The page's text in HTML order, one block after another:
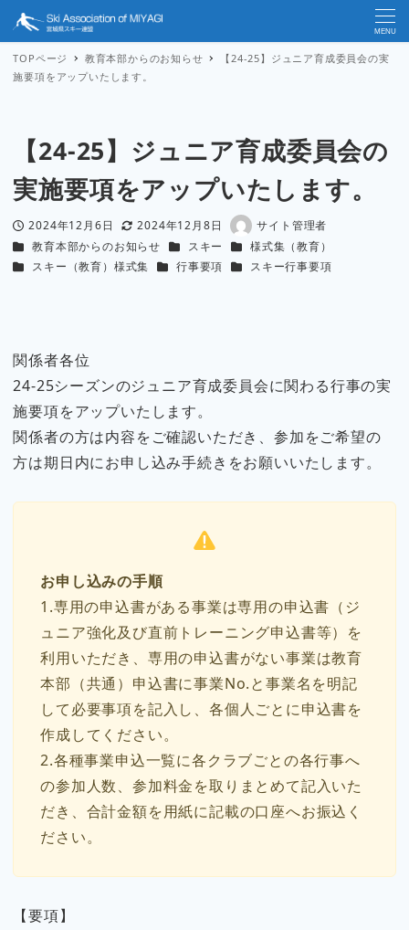
MENU
TOPページ 教育本部からのお知らせ
【24-25】ジュニア育成委員会の実
施要項をアップいたします。
【24-25】ジュニア育成委員会の
実施要項をアップいたします。
投稿日
2024年12月6日
更新日
2024年12月8日
著
者
サイト管理者
カテゴリー
教育本部からのお知らせ カテゴリー
スキー カテゴリー
様式集（教育）
カテゴリー
スキー（教育）様式集 カテゴリー
行事要項 カテゴリー
スキー行事要項
関係者各位
24-25シーズンのジュニア育成委員会に関わる行事の実
施要項をアップいたします。
関係者の方は内容をご確認いただき、参加をご希望の
方は期日内にお申し込み手続きをお願いいたします。
お申し込みの手順
1.専用の申込書がある事業は専用の申込書（ジ
ュニア強化及び直前トレーニング申込書等）を
利用いただき、専用の申込書がない事業は教育
本部（共通）申込書に事業No.と事業名を明記
して必要事項を記入し、各個人ごとに申込書を
作成してください。
2.各種事業申込一覧に各クラブごとの各行事へ
の参加人数、参加料金を取りまとめて記入いた
だき、合計金額を用紙に記載の口座へお振込く
ださい。
【要項】